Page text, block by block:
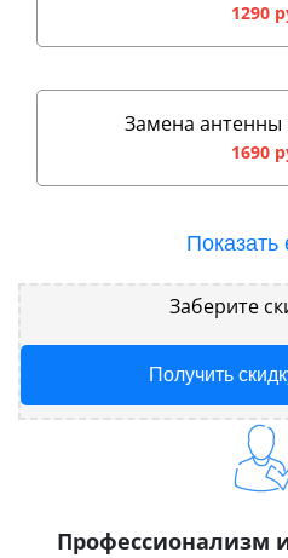
1290
Замена антенны
1690
Заберите
Получить
Профессионализм